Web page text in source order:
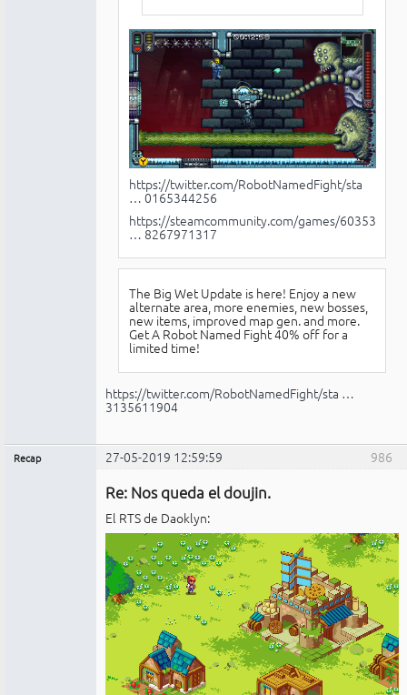
https://twitter.com/RobotNamedFight/sta
… 0165344256
https://steamcommunity.com/games/603530
… 8267971317
The Big Wet Update is here! Enjoy a new
alternate area, more enemies, new bosses,
new items, improved map gen. and more.
Get A Robot Named Fight 40% off for a
limited time!
https://twitter.com/RobotNamedFight/sta …
3135611904
986
Recap 27-05-2019 12:59:59
Re: Nos queda el doujin.
El RTS de Daoklyn: